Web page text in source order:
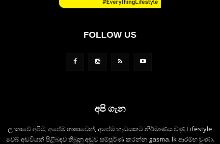
FOLLOW US
අපි ගැන
ලංකාවේ අපිට, අපේම භාෂාවෙන්, අපේම හැඩයකට නිර්මාණය වුණු Lifestyle
වෙබ් අඩවියක් පිළිබඳව තිබුනු අඩුව සම්පූර්ණ කරන්න gasma. lk ආරම්භ වුණා.